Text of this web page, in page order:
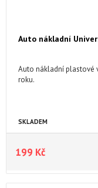
Auto nákladní
Auto nákladní plastové
roku.
SKLADEM
199 Kč